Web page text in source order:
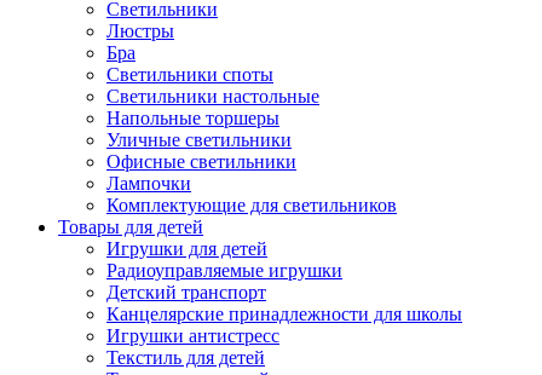
Светильники
Люстры
Бра
Светильники споты
Светильники настольные
Напольные торшеры
Уличные светильники
Офисные светильники
Лампочки
Комплектующие для светильников
Товары для детей
Игрушки для детей
Радиоуправляемые игрушки
Детский транспорт
Канцелярские принадлежности для школы
Игрушки антистресс
Текстиль для детей